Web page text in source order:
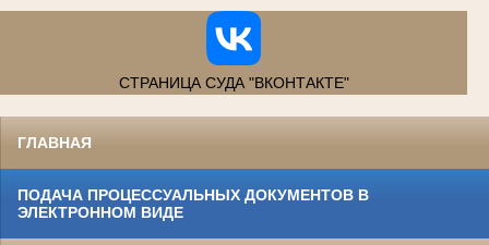
СТРАНИЦА СУДА "ВКОНТАКТЕ"
ГЛАВНАЯ
ПОДАЧА ПРОЦЕССУАЛЬНЫХ ДОКУМЕНТОВ В
ЭЛЕКТРОННОМ ВИДЕ